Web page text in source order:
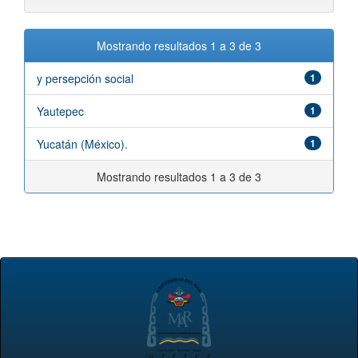
Mostrando resultados 1 a 3 de 3
y persepción social 1
Yautepec 1
Yucatán (México). 1
Mostrando resultados 1 a 3 de 3